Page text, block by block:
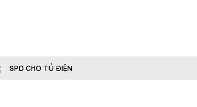
SPD CHO TỦ ĐIỆN